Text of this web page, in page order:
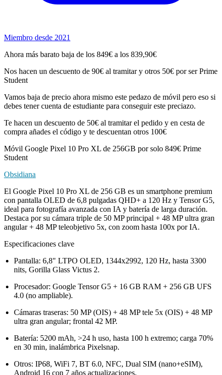
Miembro desde 2021
Ahora más barato baja de los 849€ a los 839,90€
Nos hacen un descuento de 90€ al tramitar y otros 50€ por ser Prime
Student
Vamos baja de precio ahora mismo este pedazo de móvil pero eso si
debes tener cuenta de estudiante para conseguir este preciazo.
Te hacen un descuento de 50€ al tramitar el pedido y en cesta de
compra añades el código y te descuentan otros 100€
Móvil Google Pixel 10 Pro XL de 256GB por solo 849€ Prime
Student
Obsidiana
El Google Pixel 10 Pro XL de 256 GB es un smartphone premium
con pantalla OLED de 6,8 pulgadas QHD+ a 120 Hz y Tensor G5,
ideal para fotografía avanzada con IA y batería de larga duración.
Destaca por su cámara triple de 50 MP principal + 48 MP ultra gran
angular + 48 MP teleobjetivo 5x, con zoom hasta 100x por IA.
Especificaciones clave
Pantalla: 6,8" LTPO OLED, 1344x2992, 120 Hz, hasta 3300
nits, Gorilla Glass Victus 2.
Procesador: Google Tensor G5 + 16 GB RAM + 256 GB UFS
4.0 (no ampliable).
Cámaras traseras: 50 MP (OIS) + 48 MP tele 5x (OIS) + 48 MP
ultra gran angular; frontal 42 MP.
Batería: 5200 mAh, >24 h uso, hasta 100 h extremo; carga 70%
en 30 min, inalámbrica Pixelsnap.
Otros: IP68, WiFi 7, BT 6.0, NFC, Dual SIM (nano+eSIM),
Android 16 con 7 años actualizaciones.